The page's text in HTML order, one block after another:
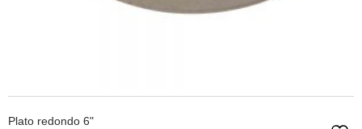
Plato redondo 6"